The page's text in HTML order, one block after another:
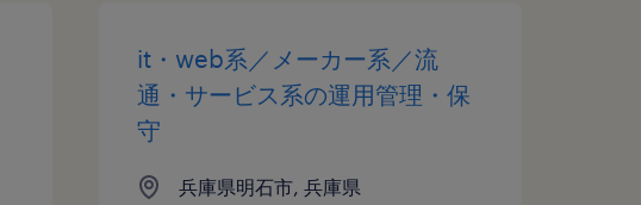
it・web系／メーカー系／流
通・サービス系の運用管理・保
守
兵庫県明石市, 兵庫県